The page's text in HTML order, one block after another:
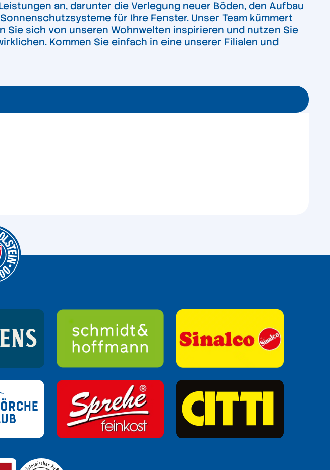
an, darunter die Verlegung neuer Böden, den Aufbau
für Ihre Fenster. Unser Team kümmert
sich von unseren Wohnwelten inspirieren und nutzen Sie
Kommen Sie einfach in eine unserer Filialen und